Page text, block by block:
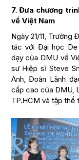
7. Đưa chương
về Việt Nam
Ngày 21/11,
tác với Đại học De
dạy của DMU về
sư Hiệp sĩ Steve
Anh, Đoàn Lãnh
cấp cao của DMU,
TP.HCM và tập thể